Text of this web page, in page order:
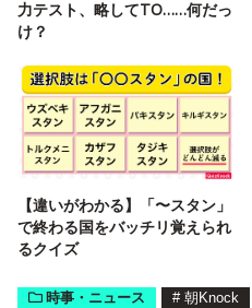
力テスト、略してTO……何だっ
け？
【違いがわかる】「〜スタン」
で終わる国をバッチリ覚えられ
るクイズ
時事・ニュース # 朝Knock